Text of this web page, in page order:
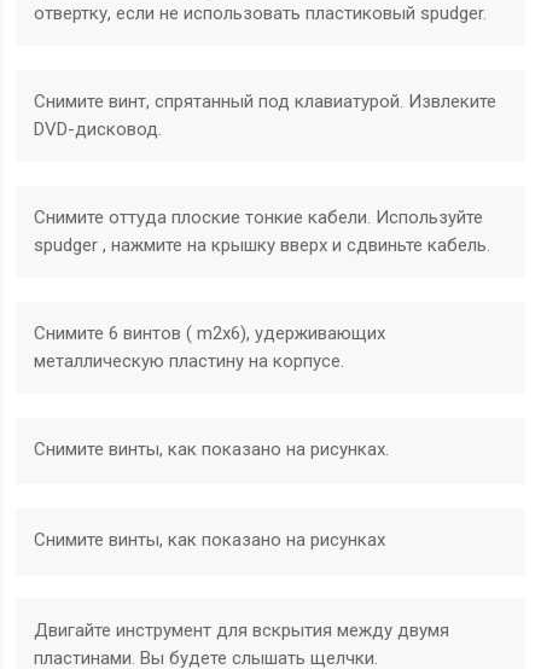
отвертку, если не использовать пластиковый spudger.
Снимите винт, спрятанный под клавиатурой. Извлеките
DVD-дисковод.
Снимите оттуда плоские тонкие кабели. Используйте
spudger , нажмите на крышку вверх и сдвиньте кабель.
Снимите 6 винтов ( m2x6), удерживающих
металлическую пластину на корпусе.
Снимите винты, как показано на рисунках.
Снимите винты, как показано на рисунках
Двигайте инструмент для вскрытия между двумя
пластинами. Вы будете слышать щелчки.